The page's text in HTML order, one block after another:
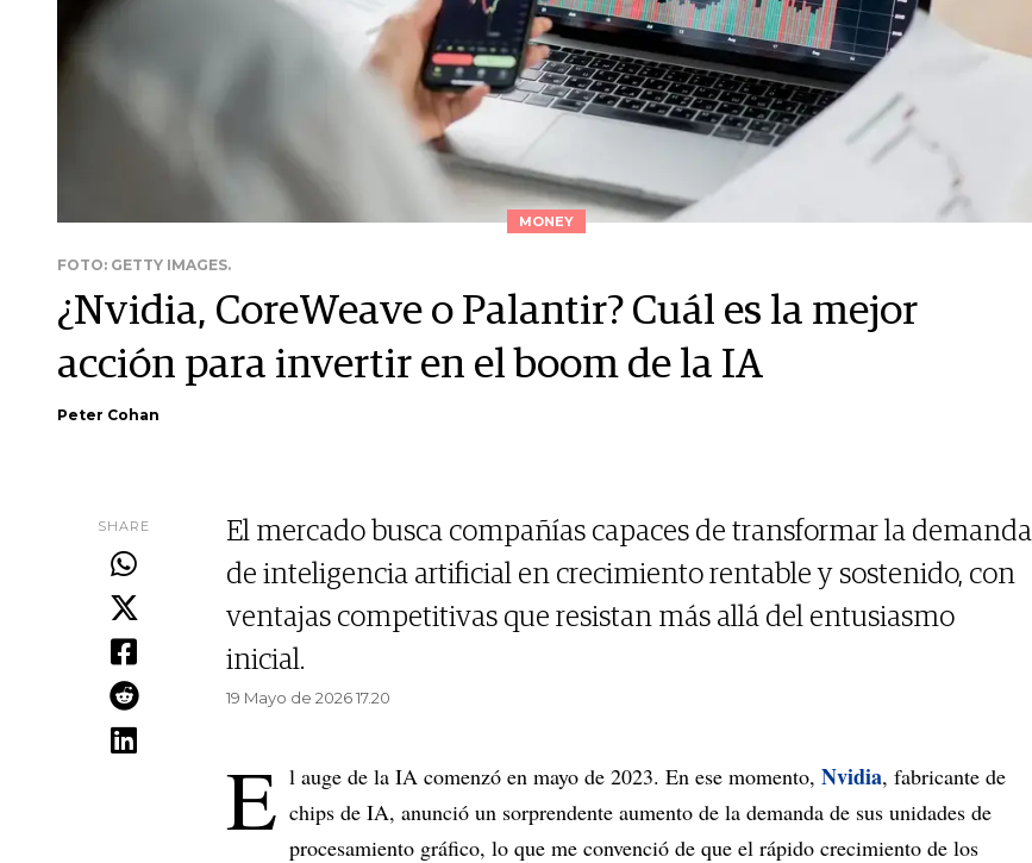
MONEY
FOTO: GETTY IMAGES.
¿Nvidia, CoreWeave o Palantir? Cuál es la mejor
acción para invertir en el boom de la IA
Peter Cohan
SHARE
El mercado busca compañías capaces de transformar la demanda
de inteligencia artificial en crecimiento rentable y sostenido, con
ventajas competitivas que resistan más allá del entusiasmo
inicial.
19 Mayo de 2026 17.20
E l auge de la IA comenzó en mayo de 2023. En ese momento, Nvidia, fabricante de
chips de IA, anunció un sorprendente aumento de la demanda de sus unidades de
procesamiento gráfico, lo que me convenció de que el rápido crecimiento de los